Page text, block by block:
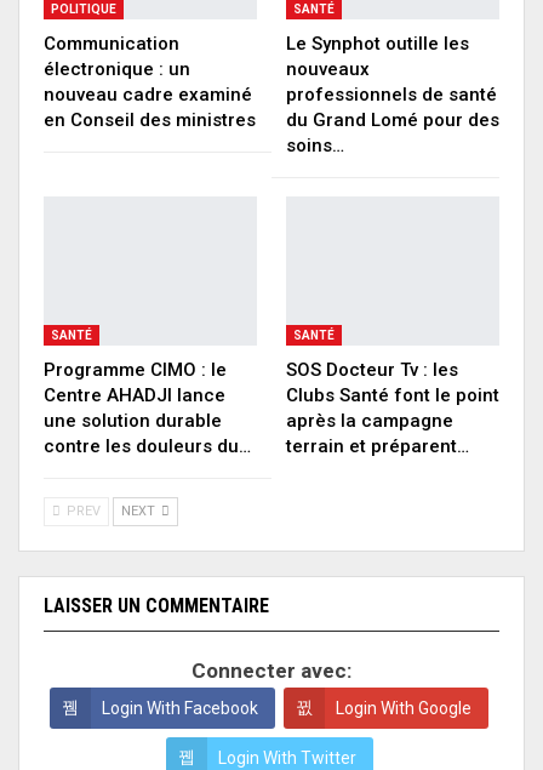
POLITIQUE
Communication
électronique : un
nouveau cadre examiné
en Conseil des ministres
SANTÉ
Le Synphot outille les
nouveaux
professionnels de santé
du Grand Lomé pour des
soins…
SANTÉ
Programme CIMO : le
Centre AHADJI lance
une solution durable
contre les douleurs du…
SANTÉ
SOS Docteur Tv : les
Clubs Santé font le point
après la campagne
terrain et préparent…
PREV NEXT
LAISSER UN COMMENTAIRE
Connecter avec:
Login With Facebook Login With Google
Login With Twitter